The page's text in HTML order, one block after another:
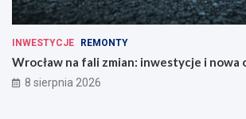
INWESTYCJE REMONTY
Wrocław na fali zmian: inwestycje i nowa
8 sierpnia 2026